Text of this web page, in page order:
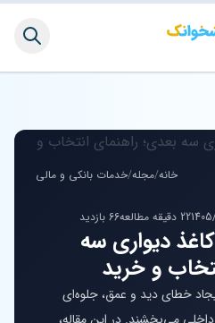
خانه/مجله/خدمات بانکی و مالی
22 دقیقه مطالعه 66 بازدید
دیواری سه
و خرید
خطای دید و عمق، جلوه‌ای